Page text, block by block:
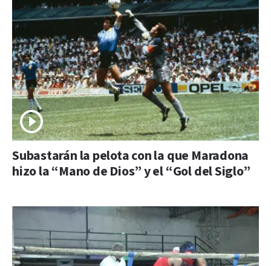
Subastarán la pelota con la que Maradona
hizo la “Mano de Dios” y el “Gol del Siglo”